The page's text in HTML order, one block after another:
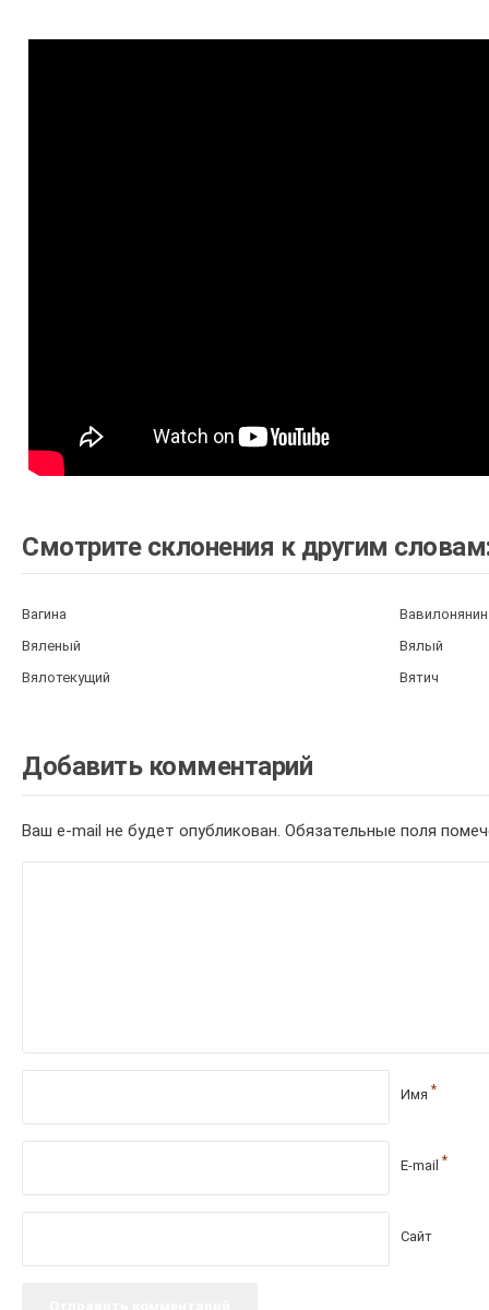
Смотрите склонения к другим
Вагина
Вавилонянин
Вяленый
Вялый
Вялотекущий
Вятич
Добавить комментарий
Ваш e-mail не будет опубликован. Обязательные поля
Имя *
E-mail *
Сайт